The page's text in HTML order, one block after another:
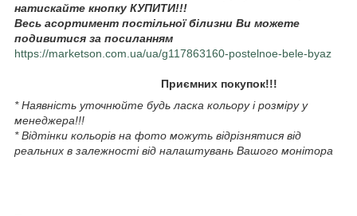
натискайте кнопку КУПИТИ!!!
Весь асортимент постільної білизни Ви можете
подивитися за посиланням
https://marketson.com.ua/ua/g117863160-postelnoe-bele-byaz
Приємних покупок!!!
* Наявність уточнюйте будь ласка кольору і розміру у
менеджера!!!
* Відтінки кольорів на фото можуть відрізнятися від
реальних в залежності від налаштувань Вашого монітора